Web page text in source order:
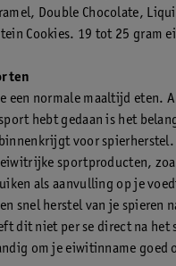
Double Chocolate,
Cookies. 19 tot 25 gram
een normale maaltijd eten.
hebt gedaan is het
voor spierherstel.
sportproducten,
als aanvulling op je
snel herstel van je spieren
dit niet per se direct na het
om je eiwitinname goed